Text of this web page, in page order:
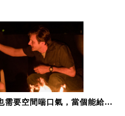
通環境
需要空間喘口氣，當個能給孩